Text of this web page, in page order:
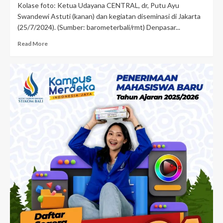
Kolase foto: Ketua Udayana CENTRAL, dr, Putu Ayu
Swandewi Astuti (kanan) dan kegiatan diseminasi di Jakarta
(25/7/2024). (Sumber: barometerbali/rmt) Denpasar...
Read More